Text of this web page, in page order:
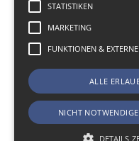
Hohe Straße 55
01187Dresden
Telefax:+49 (0)
E-Mail:
ESt-Helfer
Start
Impressum
STATISTIKEN
MARKETING
FUNKTIONEN &
ALLE
NICHT
DETAILS